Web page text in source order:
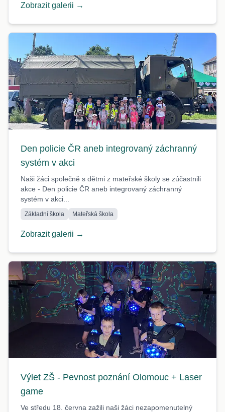
Zobrazit galerii →
Den policie ČR aneb integrovaný záchranný
systém v akci
Naši žáci společně s dětmi z mateřské školy se zúčastnili
akce - Den policie ČR aneb integrovaný záchranný
systém v akci...
Základní škola Mateřská škola
Zobrazit galerii →
Výlet ZŠ - Pevnost poznání Olomouc + Laser
game
Ve středu 18. června zažili naši žáci nezapomenutelný